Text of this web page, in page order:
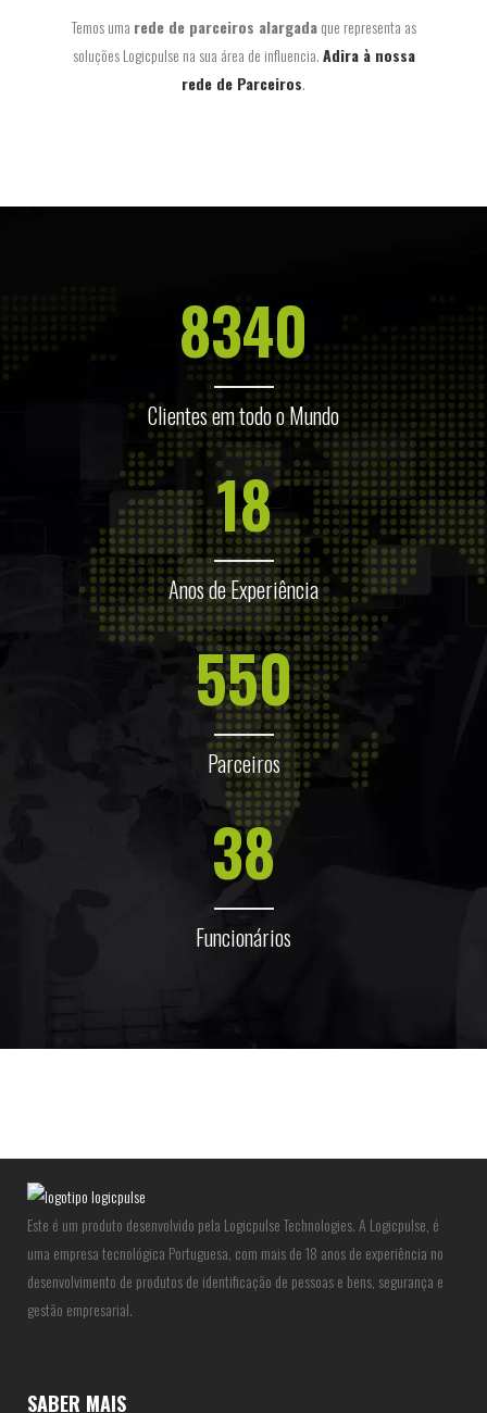
Temos uma rede de parceiros alargadaque representa as
soluções Logicpulse na sua área de influencia.Adira à nossa
rede de Parceiros.
8340
Clientes em todo o Mundo
18
Anos de Experiência
550
Parceiros
38
Funcionários
Este é um produto desenvolvido pela Logicpulse Technologies. A Logicpulse, é
uma empresa tecnológica Portuguesa, com mais de 18 anos de experiência no
desenvolvimento de produtos de identificação de pessoas e bens, segurança e
gestão empresarial.
SABER MAIS